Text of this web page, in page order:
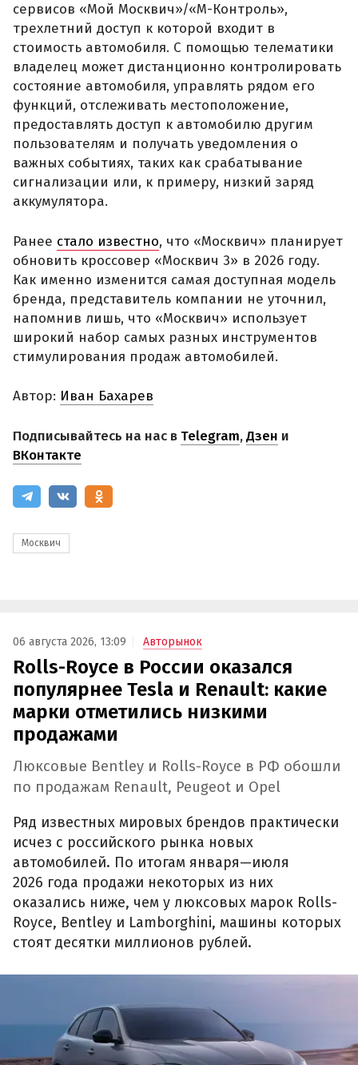
сервисов «Мой Москвич»/«М-Контроль»,
трехлетний доступ к которой входит в
стоимость автомобиля. С помощью телематики
владелец может дистанционно контролировать
состояние автомобиля, управлять рядом его
функций, отслеживать местоположение,
предоставлять доступ к автомобилю другим
пользователям и получать уведомления о
важных событиях, таких как срабатывание
сигнализации или, к примеру, низкий заряд
аккумулятора.
Ранее стало известно, что «Москвич» планирует
обновить кроссовер «Москвич 3» в 2026 году.
Как именно изменится самая доступная модель
бренда, представитель компании не уточнил,
напомнив лишь, что «Москвич» использует
широкий набор самых разных инструментов
стимулирования продаж автомобилей.
Автор: Иван Бахарев
Подписывайтесь на нас в Telegram,Дзен и
ВКонтакте
Москвич
06 августа 2026, 13:09 Авторынок
Rolls-Royce в России оказался
популярнее Tesla и Renault: какие
марки отметились низкими
продажами
Люксовые Bentley и Rolls-Royce в РФ обошли
по продажам Renault, Peugeot и Opel
Ряд известных мировых брендов практически
исчез с российского рынка новых
автомобилей. По итогам января—июля
2026 года продажи некоторых из них
оказались ниже, чем у люксовых марок Rolls-
Royce, Bentley и Lamborghini, машины которых
стоят десятки миллионов рублей.